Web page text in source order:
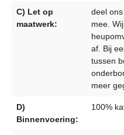
C) Let op
maatwerk:
deel
mee.
af. Bij
tussen
meer
D)
Binnenvoering:
100%